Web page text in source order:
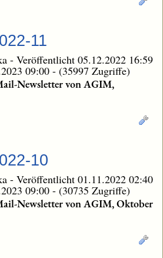
11
- Veröffentlicht 05.12.2022 16:59
09:00 - (35997 Zugriffe)
Newsletter von AGIM,
10
- Veröffentlicht 01.11.2022 02:40
09:00 - (30735 Zugriffe)
Newsletter von AGIM, Oktober